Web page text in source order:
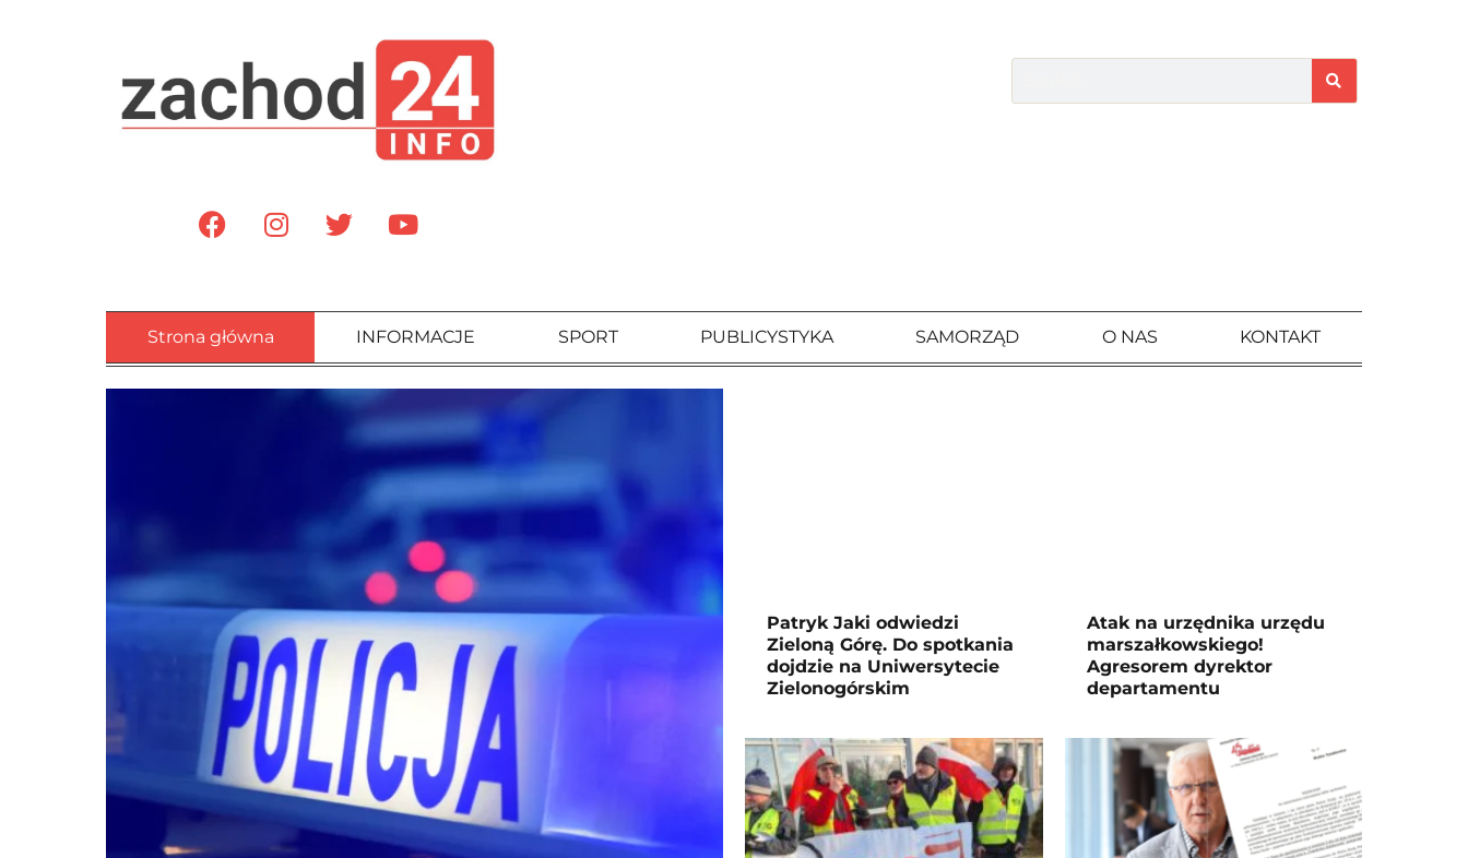
Strona główna INFORMACJE SPORT PUBLICYSTYKA SAMORZĄD O NAS KONTAKT
Patryk Jaki odwiedzi
Zieloną Górę. Do spotkania
dojdzie na Uniwersytecie
Zielonogórskim
Atak na urzędnika urzędu
marszałkowskiego!
Agresorem dyrektor
departamentu